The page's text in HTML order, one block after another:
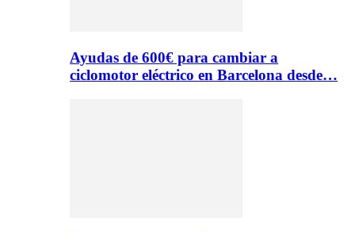
Ayudas de 600€ para cambiar a
ciclomotor eléctrico en Barcelona desde…